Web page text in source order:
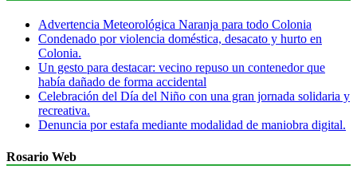
Advertencia Meteorológica Naranja para todo Colonia
Condenado por violencia doméstica, desacato y hurto en
Colonia.
Un gesto para destacar: vecino repuso un contenedor que
había dañado de forma accidental
Celebración del Día del Niño con una gran jornada solidaria y
recreativa.
Denuncia por estafa mediante modalidad de maniobra digital.
Rosario Web